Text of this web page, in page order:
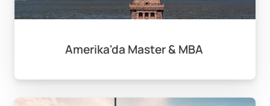
Amerika'da Master & MBA